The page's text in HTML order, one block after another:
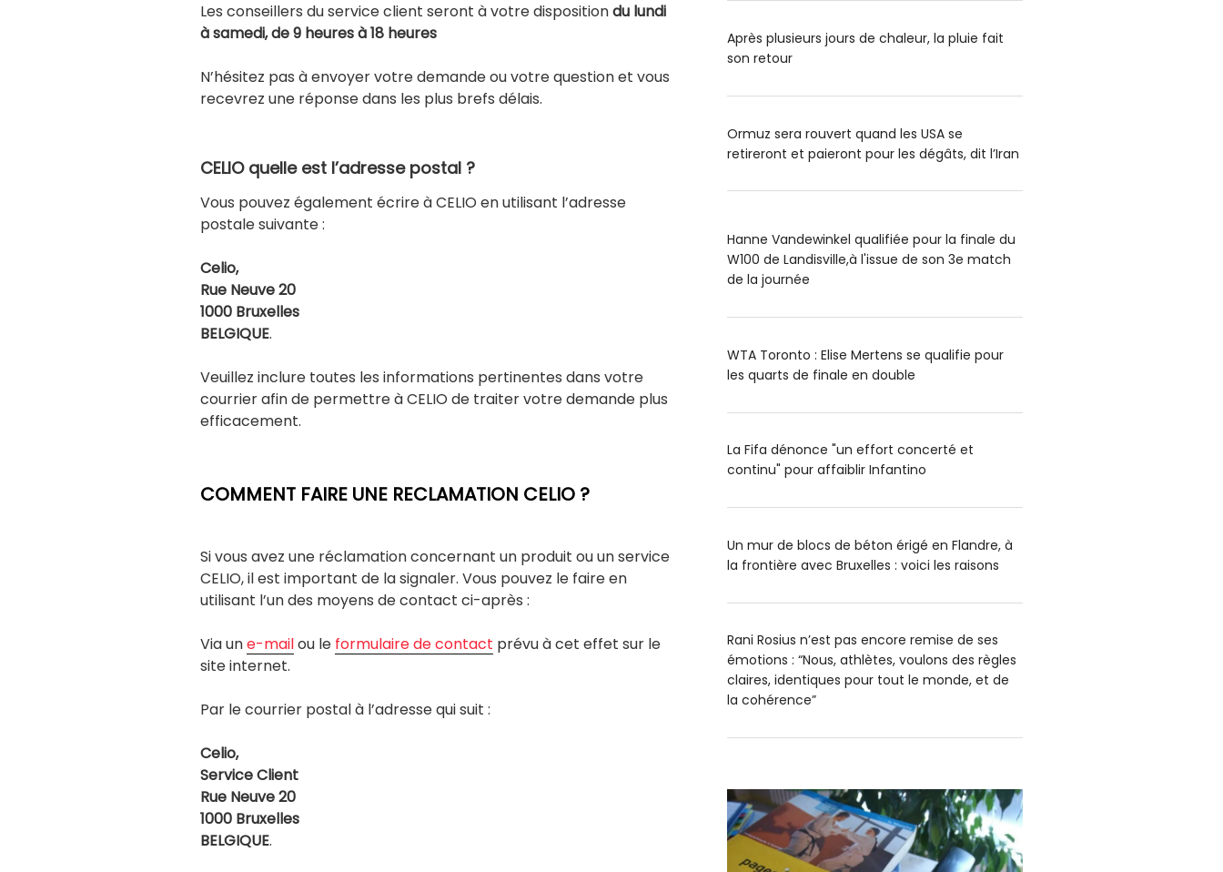
Les conseillers du service client seront à votre dispositiondu lundi
à samedi, de 9 heures à 18 heures
N’hésitez pas à envoyer votre demande ou votre question et vous
recevrez une réponse dans les plus brefs délais.
CELIO quelle est l’adresse postal ?
Vous pouvez également écrire à CELIO en utilisant l’adresse
postale suivante :
Celio,
Rue Neuve 20
1000 Bruxelles
BELGIQUE.
Veuillez inclure toutes les informations pertinentes dans votre
courrier afin de permettre à CELIO de traiter votre demande plus
efficacement.
COMMENT FAIRE UNE RECLAMATION CELIO ?
Si vous avez une réclamation concernant un produit ou un service
CELIO, il est important de la signaler. Vous pouvez le faire en
utilisant l’un des moyens de contact ci-après :
Via une-mailou le formulaire de contact prévu à cet effet sur le
site internet.
Par le courrier postal à l’adresse qui suit :
Celio,
Service Client
Rue Neuve 20
1000 Bruxelles
BELGIQUE.
Après plusieurs jours de chaleur, la pluie fait
son retour
Ormuz sera rouvert quand les USA se
retireront et paieront pour les dégâts, dit l’Iran
Hanne Vandewinkel qualifiée pour la finale du
W100 de Landisville,à l'issue de son 3e match
de la journée
WTA Toronto : Elise Mertens se qualifie pour
les quarts de finale en double
La Fifa dénonce "un effort concerté et
continu" pour affaiblir Infantino
Un mur de blocs de béton érigé en Flandre, à
la frontière avec Bruxelles : voici les raisons
Rani Rosius n’est pas encore remise de ses
émotions : “Nous, athlètes, voulons des règles
claires, identiques pour tout le monde, et de
la cohérence”